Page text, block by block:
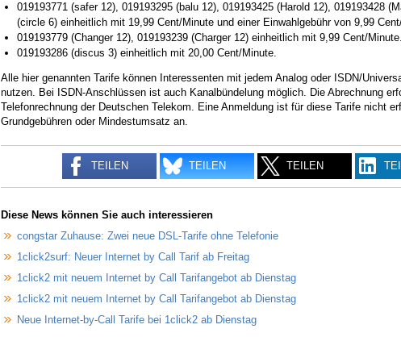
019193771 (safer 12), 019193295 (balu 12), 019193425 (Harold 12), 019193428
(circle 6) einheitlich mit 19,99 Cent/Minute und einer Einwahlgebühr von 9,99
019193779 (Changer 12), 019193239 (Charger 12) einheitlich mit 9,99 Cent/
019193286 (discus 3) einheitlich mit 20,00 Cent/Minute.
Alle hier genannten Tarife können Interessenten mit jedem Analog oder ISDN/
nutzen. Bei ISDN-Anschlüssen ist auch Kanalbündelung möglich. Die Abrechnung
Telefonrechnung der Deutschen Telekom. Eine Anmeldung ist für diese Tarife nicht
Grundgebühren oder Mindestumsatz an.
TEILEN TEILEN TEILEN
Diese News können Sie auch interessieren
congstar Zuhause: Zwei neue DSL-Tarife ohne Telefonie
1click2surf: Neuer Internet by Call Tarif ab Freitag
1click2 mit neuem Internet by Call Tarifangebot ab Dienstag
1click2 mit neuem Internet by Call Tarifangebot ab Dienstag
Neue Internet-by-Call Tarife bei 1click2 ab Dienstag